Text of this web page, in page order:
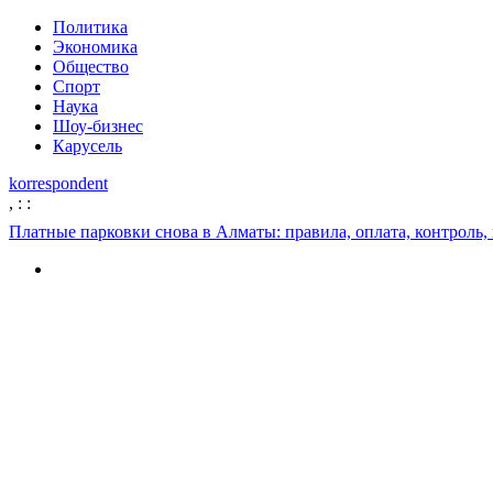
Политика
Экономика
Общество
Спорт
Наука
Шоу-бизнес
Карусель
korrespondent
, : :
Платные парковки снова в Алматы: правила, оплата,